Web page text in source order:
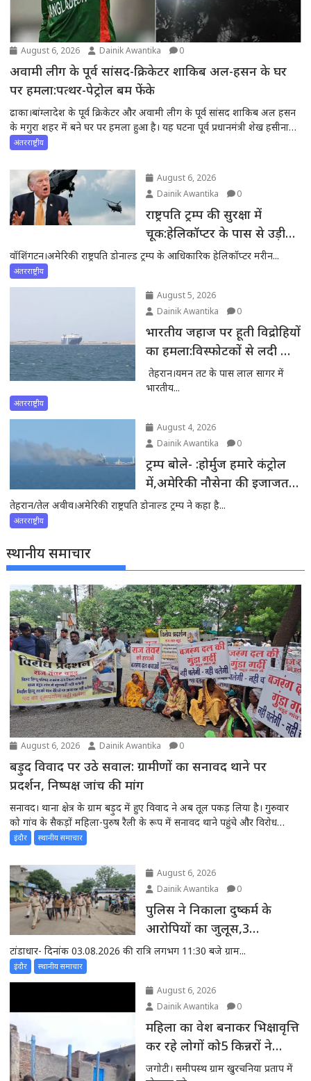
August 6, 2026 Dainik Awantika 0
अवामी लीग के पूर्व सांसद-क्रिकेटर शाकिब अल-हसन के घर
पर हमला:पत्थर-पेट्रोल बम फेंके
ढाका।बांग्लादेश के पूर्व क्रिकेटर और अवामी लीग के पूर्व सांसद शाकिब अल हसन
के मगुरा शहर में बने घर पर हमला हुआ है। यह घटना पूर्व प्रधानमंत्री शेख हसीना
की वर्चुअल प्रेस कॉन्फ्रेंस में शाकिब के शामिल होने के कुछ घंटों बाद हुई।शाकिब के
अंतरराष्ट्रीय
August 6, 2026
Dainik Awantika
0
राष्ट्रपति ट्रम्प की सुरक्षा में
चूक:हेलिकॉप्टर के पास से उड़ी
कमर्शियल फ्लाइट, FAA ने की
वॉशिंगटन।अमेरिकी राष्ट्रपति डोनाल्ड ट्रम्प के आधिकारिक हेलिकॉप्टर मरीन...
अंतरराष्ट्रीय
August 5, 2026
Dainik Awantika
0
भारतीय जहाज पर हूती विद्रोहियों
का हमला:विस्फोटकों से लदी बोट
टकराई,सभी भारतीय सुरक्षित
तेहरान।यमन तट के पास लाल सागर में
भारतीय...
अंतरराष्ट्रीय
August 4, 2026
Dainik Awantika
0
ट्रम्प बोले- :होर्मुज हमारे कंट्रोल
में,अमेरिकी नौसेना की इजाजत
बिना कोई जहाज नहीं गुजर
तेहरान/तेल अवीव।अमेरिकी राष्ट्रपति डोनाल्ड ट्रम्प ने कहा है...
अंतरराष्ट्रीय
स्थानीय समाचार
August 6, 2026 Dainik Awantika 0
बड़ुद विवाद पर उठे सवाल: ग्रामीणों का सनावद थाने पर
प्रदर्शन, निष्पक्ष जांच की मांग
सनावद। थाना क्षेत्र के ग्राम बड़ुद में हुए विवाद ने अब तूल पकड़ लिया है। गुरुवार
को गांव के सैकड़ों महिला-पुरुष रैली के रूप में सनावद थाने पहुंचे और विरोध
प्रदर्शन करते हुए थाना प्रभारी को ज्ञापन सौंपा। ग्रामीणों ने मारपीट के मामले में
इंदौर स्थानीय समाचार
August 6, 2026
Dainik Awantika
0
पुलिस ने निकाला दुष्कर्म के
आरोपियों का जुलूस,3
मोटरसाइकिल भी जप्त
टांडाधार- दिनांक 03.08.2026 की रात्रि लगभग 11:30 बजे ग्राम...
इंदौर स्थानीय समाचार
August 6, 2026
Dainik Awantika
0
महिला का वेश बनाकर भिक्षावृत्ति
कर रहे लोगों को5 किन्नरों ने
जमकर पीटा
जगोटी। समीपस्थ ग्राम खुरचनिया प्रताप में